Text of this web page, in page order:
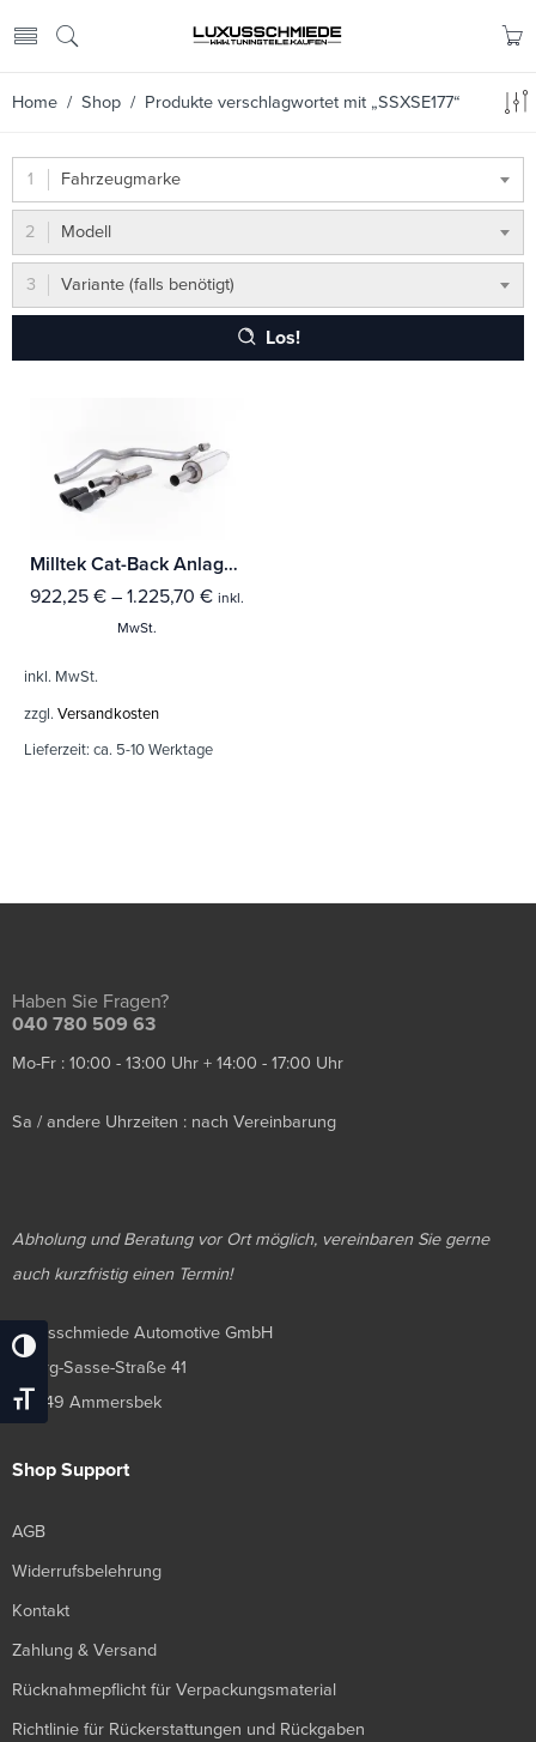
Umschalten Auf Hohe Kontraste
Schrift Vergrößern
Home / Shop / Produkte verschlagwortet mit „SSXSE177“
Fahrzeugmarke
Modell
Variante (falls benötigt)
Los!
Milltek Cat-Back Anlage Seat Leon FR 2.0 TDI 150 SC und 5-Türer (Hundschalter und DSG-auto) Mit TÜV / ECE Zulassung!
922,25 € – 1.225,70 € inkl.
MwSt.
inkl. MwSt.
zzgl. Versandkosten
Lieferzeit: ca. 5-10 Werktage
Haben Sie Fragen?
040 780 509 63
Mo-Fr : 10:00 - 13:00 Uhr + 14:00 - 17:00 Uhr
Sa / andere Uhrzeiten : nach Vereinbarung
Abholung und Beratung vor Ort möglich, vereinbaren Sie gerne
auch kurzfristig einen Termin!
Luxusschmiede Automotive GmbH
Georg-Sasse-Straße 41
22949 Ammersbek
Shop Support
AGB
Widerrufsbelehrung
Kontakt
Zahlung & Versand
Rücknahmepflicht für Verpackungsmaterial
Richtlinie für Rückerstattungen und Rückgaben